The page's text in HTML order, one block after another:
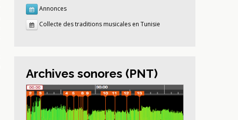
Annonces
Collecte des traditions musicales en Tunisie
Archives sonores (PNT)